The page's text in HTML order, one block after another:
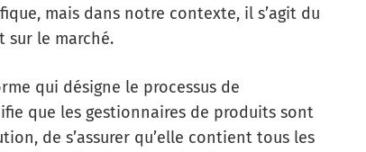
mais dans notre contexte, il s’agit du
sur le marché.
qui désigne le processus de
que les gestionnaires de produits sont
de s’assurer qu’elle contient tous les